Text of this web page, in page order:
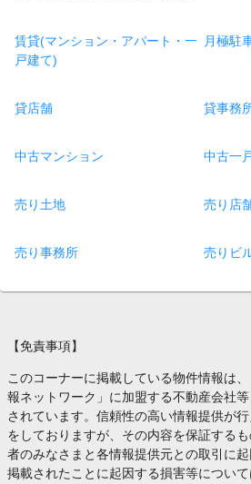
賃貸(マンション・アパート・一
戸建て)
月極駐
貸店舗 貸事務
中古マンション 中古一
売り土地 売り店
売り事務所 売りビ
【免責事項】
このコーナーに掲載している物件情報は
報ネットワーク」に加盟する不動産会社
されています。信頼性の高い情報提供が
をしておりますが、その内容を保証する
者のみなさまと各情報提供元との取引に
掲載されたことに起因する損害等につい